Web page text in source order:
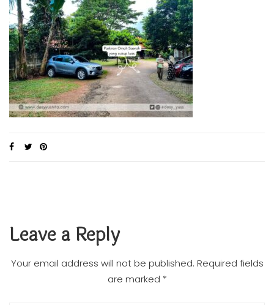
Leave a Reply
Your email address will not be published. Required fields
are marked *